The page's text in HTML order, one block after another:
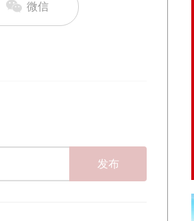
微信
发布